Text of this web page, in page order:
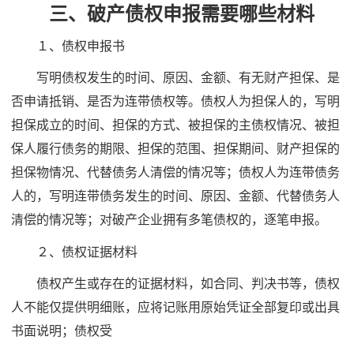
三、破产债权申报需要哪些材料
１、债权申报书
写明债权发生的时间、原因、金额、有无财产担保、是
否申请抵销、是否为连带债权等。债权人为担保人的，写明
担保成立的时间、担保的方式、被担保的主债权情况、被担
保人履行债务的期限、担保的范围、担保期间、财产担保的
担保物情况、代替债务人清偿的情况等；债权人为连带债务
人的，写明连带债务发生的时间、原因、金额、代替债务人
清偿的情况等；对破产企业拥有多笔债权的，逐笔申报。
２、债权证据材料
债权产生或存在的证据材料，如合同、判决书等，债权
人不能仅提供明细账，应将记账用原始凭证全部复印或出具
书面说明；债权受